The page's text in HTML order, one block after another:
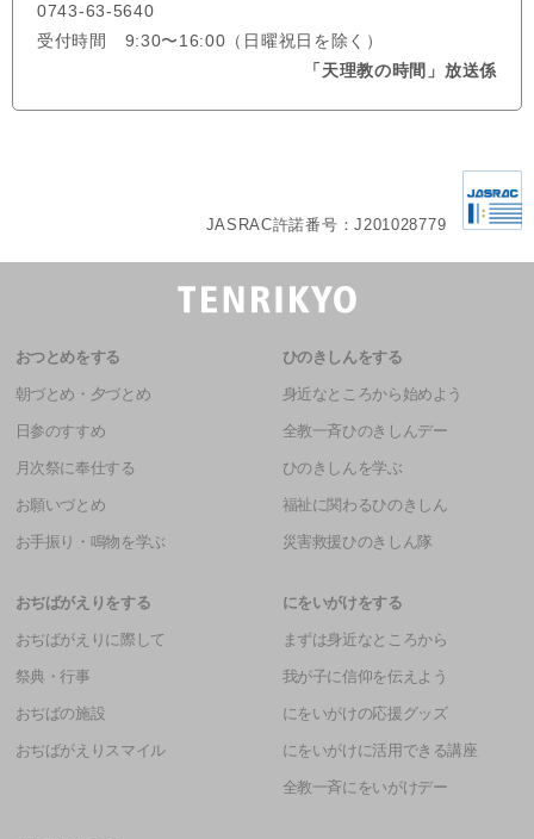
0743-63-5640
受付時間 9:30〜16:00（日曜祝日を除く）
「天理教の時間」放送係
JASRAC許諾番号：J201028779
おつとめをする
朝づとめ・夕づとめ
日参のすすめ
月次祭に奉仕する
お願いづとめ
お手振り・鳴物を学ぶ
ひのきしんをする
身近なところから始めよう
全教一斉ひのきしんデー
ひのきしんを学ぶ
福祉に関わるひのきしん
災害救援ひのきしん隊
おぢばがえりをする
おぢばがえりに際して
祭典・行事
おぢばの施設
おぢばがえりスマイル
にをいがけをする
まずは身近なところから
我が子に信仰を伝えよう
にをいがけの応援グッズ
にをいがけに活用できる講座
全教一斉にをいがけデー